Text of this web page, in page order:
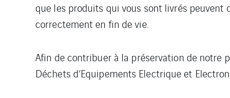
que les produits qui vous sont livrés
correctement en fin de vie.
Afin de contribuer à la préservation de notre
Déchets d’Equipements Electrique et